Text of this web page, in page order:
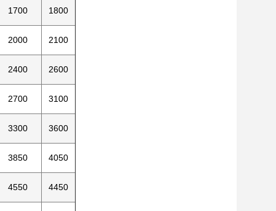
1700 1800
2000 2100
2400 2600
2700 3100
3300 3600
3850 4050
4550 4450